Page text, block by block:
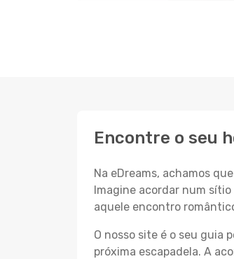
Encontre o seu
Na eDreams, achamos
Imagine acordar num
aquele encontro
O nosso site é o seu guia
próxima escapadela. A